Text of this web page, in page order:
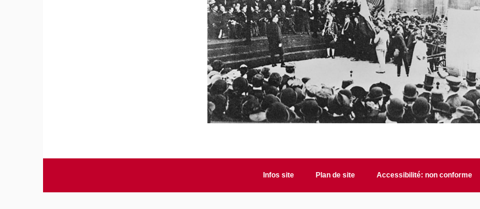
Infos site Plan de site Accessibilité: non conforme